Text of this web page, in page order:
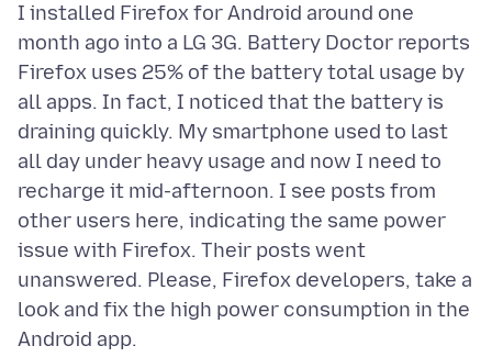
I installed Firefox for Android around one
month ago into a LG 3G. Battery Doctor reports
Firefox uses 25% of the battery total usage by
all apps. In fact, I noticed that the battery is
draining quickly. My smartphone used to last
all day under heavy usage and now I need to
recharge it mid-afternoon. I see posts from
other users here, indicating the same power
issue with Firefox. Their posts went
unanswered. Please, Firefox developers, take a
look and fix the high power consumption in the